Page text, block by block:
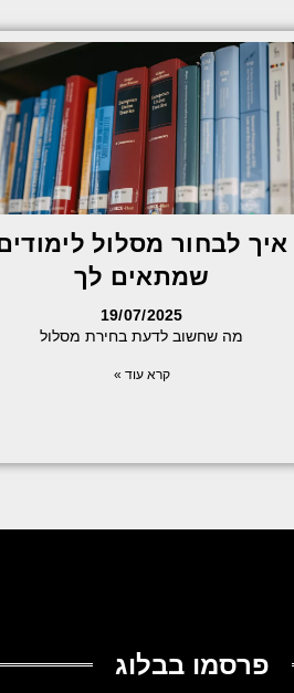
איך לבחור מסלול
שמתאים לך
19/07/2025
מה שחשוב לדעת בחירת מסלול
קרא עוד »
פרסמו בבלוג